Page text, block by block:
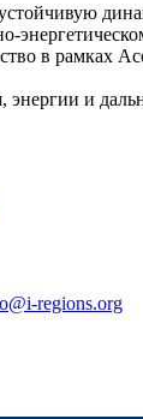
в рамках
энергии и
regions.org